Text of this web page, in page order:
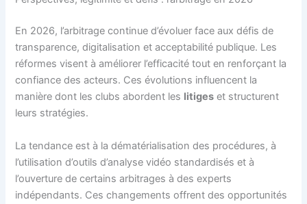
En 2026, l’arbitrage continue d’évoluer face aux défis de
transparence, digitalisation et acceptabilité publique. Les
réformes visent à améliorer l’efficacité tout en renforçant la
confiance des acteurs. Ces évolutions influencent la
manière dont les clubs abordent les litiges et structurent
leurs stratégies.
La tendance est à la dématérialisation des procédures, à
l’utilisation d’outils d’analyse vidéo standardisés et à
l’ouverture de certains arbitrages à des experts
indépendants. Ces changements offrent des opportunités